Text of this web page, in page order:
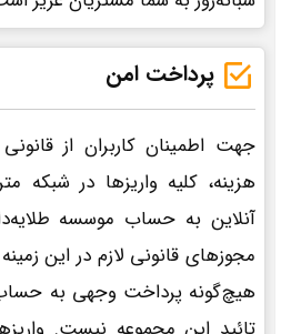
پرداخت امن
جهت اطمینان کاربران از
هزینه، کلیه واریزها در شبکه
آنلاین به حساب موسسه
مجوزهای قانونی لازم در این
هیچ‌گونه پرداخت وجهی به